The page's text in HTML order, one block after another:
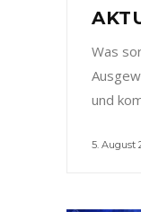
Was
und
5. August